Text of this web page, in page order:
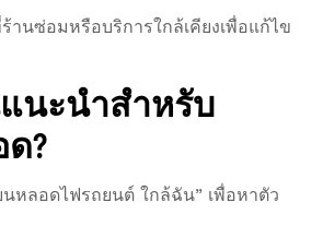
านซ่อมหรือบริการใกล้เคียงเพื่อแก้ไข
นะนำสำหรับ
?
หลอดไฟรถยนต์ ใกล้ฉัน” เพื่อหาตัว